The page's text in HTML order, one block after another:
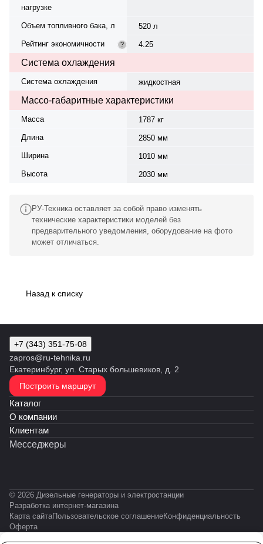
нагрузке
Объем топливного бака, л
520 л
Рейтинг экономичности
? 4.25
Система охлаждения
Система охлаждения жидкостная
Массо-габаритные характеристики
Масса
1787 кг
Длина
2850 мм
Ширина
1010 мм
Высота
2030 мм
РУ-Техника оставляет за собой право изменять
технические характеристики моделей без
предварительного уведомления, оборудование на фото
может отличаться.
Назад к списку
+7 (343) 351-75-08
zapros@ru-tehnika.ru
Екатеринбург, ул. Старых большевиков, д. 2
Построить маршрут
Каталог
О компании
Клиентам
Месседжеры
© 2026 Дизельные генераторы и электростанции
Разработка интернет-магазина
Карта сайтаПользовательское соглашениеКонфиденциальность
Оферта